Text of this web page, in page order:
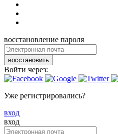
восстановление пароля
восстановить
Войти через:
Уже регистрировались?
вход
вход